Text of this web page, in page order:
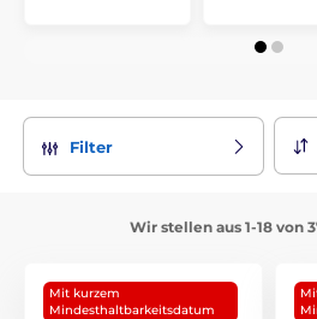
Filter
Wir stellen aus 1-18 von
Mit kurzem
Mindesthaltbarkeitsdatum